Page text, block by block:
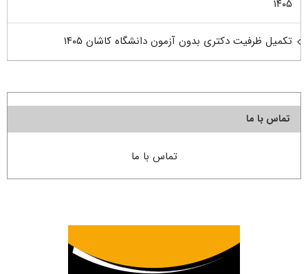
۱۴۰۵
تکمیل ظرفیت دکتری بدون آزمون دانشگاه کاشان ۱۴۰۵
تماس با ما
تماس با ما